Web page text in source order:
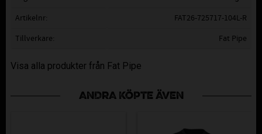
Artikelnr
FAT26-725717-104L-R
Tillverkare
Fat Pipe
Visa alla produkter från Fat Pipe
ANDRA KÖPTE ÄVEN